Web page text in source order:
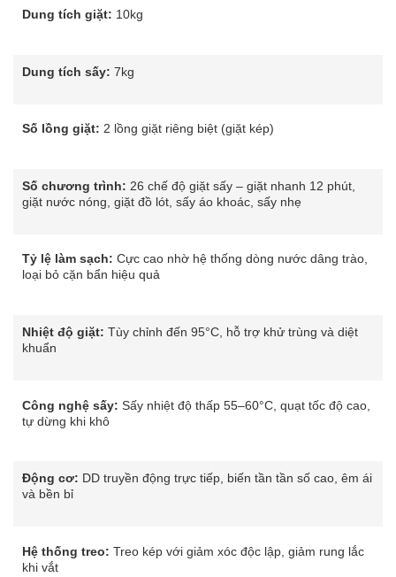
Dung tích giặt: 10kg
Dung tích sấy: 7kg
Số lồng giặt: 2 lồng giặt riêng biệt (giặt kép)
Số chương trình: 26 chế độ giặt sấy – giặt nhanh 12 phút,
giặt nước nóng, giặt đồ lót, sấy áo khoác, sấy nhẹ
Tỷ lệ làm sạch: Cực cao nhờ hệ thống dòng nước dâng trào,
loại bỏ cặn bẩn hiệu quả
Nhiệt độ giặt: Tùy chỉnh đến 95°C, hỗ trợ khử trùng và diệt
khuẩn
Công nghệ sấy: Sấy nhiệt độ thấp 55–60°C, quạt tốc độ cao,
tự dừng khi khô
Động cơ: DD truyền động trực tiếp, biến tần tần số cao, êm ái
và bền bỉ
Hệ thống treo: Treo kép với giảm xóc độc lập, giảm rung lắc
khi vắt